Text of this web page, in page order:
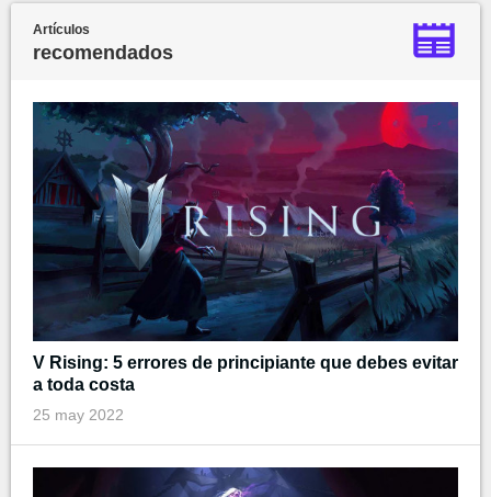
Artículos
recomendados
V Rising: 5 errores de principiante que debes evitar
a toda costa
25 may 2022